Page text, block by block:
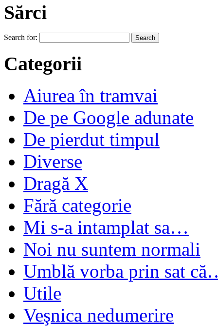
Sărci
Search for:
Categorii
Aiurea în tramvai
De pe Google adunate
De pierdut timpul
Diverse
Dragă X
Fără categorie
Mi s-a intamplat sa…
Noi nu suntem normali
Umblă vorba prin sat
Utile
Veşnica nedumerire